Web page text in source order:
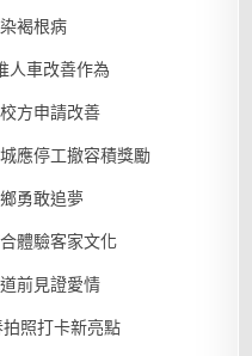
褐根病
人車改善作為
方申請改善
應停工撤容積獎勵
勇敢追夢
體驗客家文化
前見證愛情
照打卡新亮點